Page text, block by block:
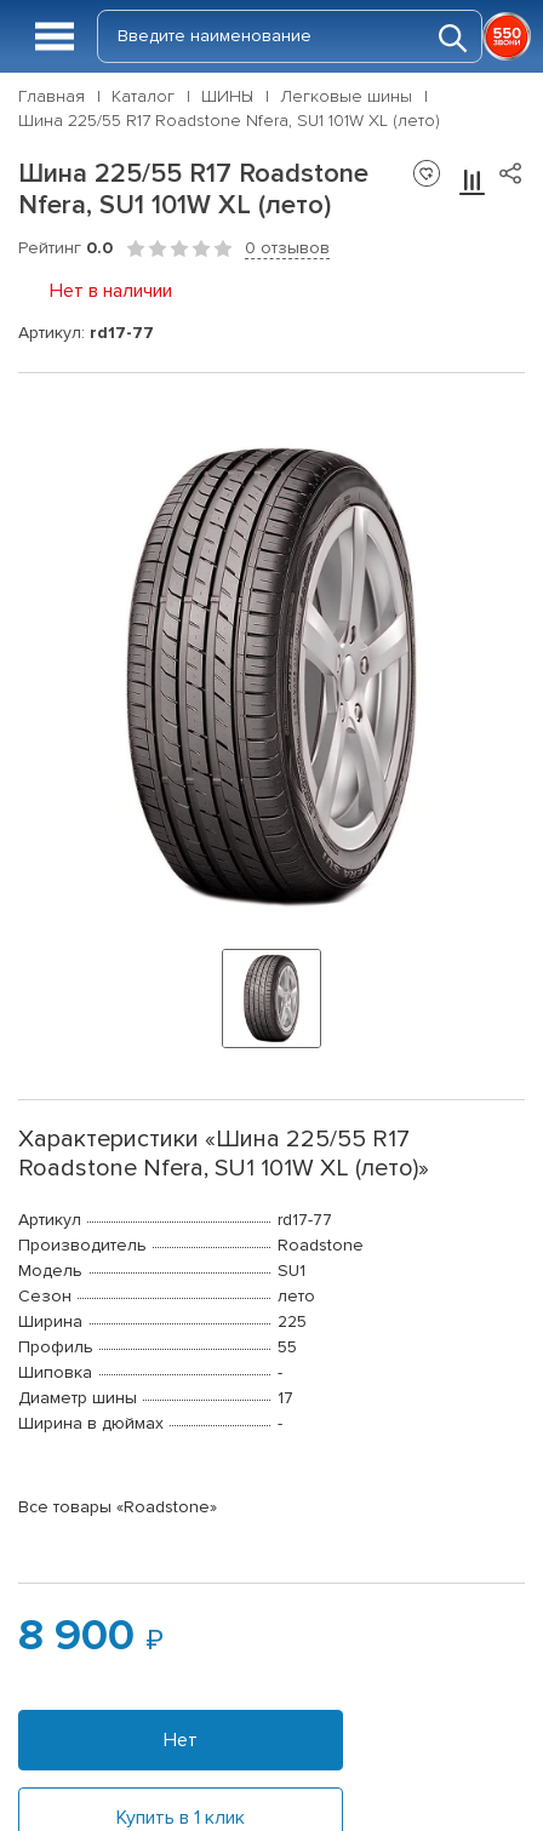
Главная Каталог ШИНЫ
Легковые шины
Шина 225/55 R17 Roadstone Nfera, SU1 101W XL (лето)
Шина 225/55 R17 Roadstone
Nfera, SU1 101W XL (лето)
Рейтинг 0.0 0 отзывов
Нет в наличии
Артикул: rd17-77
Характеристики «Шина 225/55 R17
Roadstone Nfera, SU1 101W XL (лето)»
Артикул
rd17-77
Производитель
Roadstone
Модель
SU1
Сезон
лето
Ширина
225
Профиль
55
Шиповка
-
Диаметр шины
17
Ширина в дюймах
-
Все товары «Roadstone»
8 900
Нет
Купить в 1 клик